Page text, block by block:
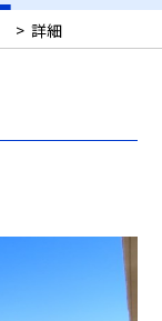
> 詳細